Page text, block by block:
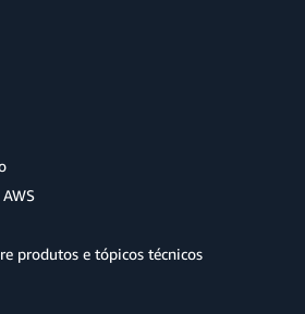
produtos e tópicos técnicos